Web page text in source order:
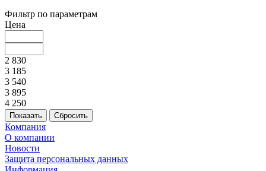
Фильтр по параметрам
Цена
2 830
3 185
3 540
3 895
4 250
Сбросить
Компания
О компании
Новости
Защита персональных данных